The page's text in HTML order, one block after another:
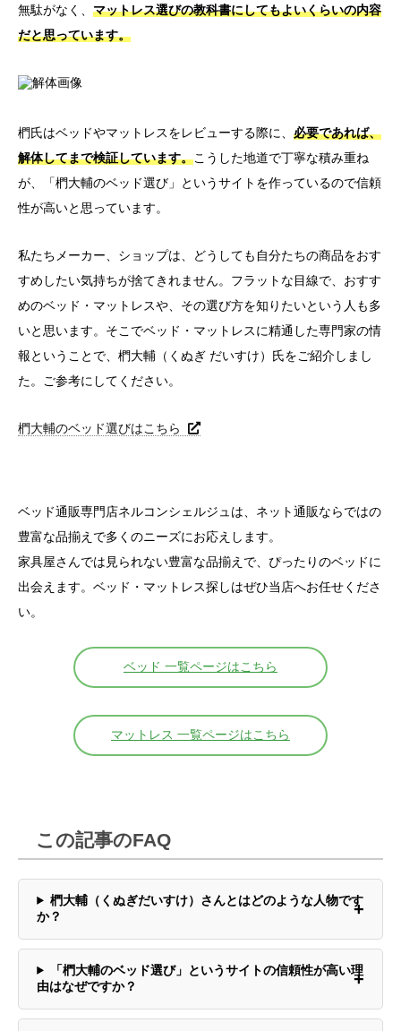
無駄がなく、マットレス選びの教科書にしてもよいくらいの内容
だと思っています。
椚氏はベッドやマットレスをレビューする際に、必要であれば、
解体してまで検証しています。こうした地道で丁寧な積み重ね
が、「椚大輔のベッド選び」というサイトを作っているので信頼
性が高いと思っています。
私たちメーカー、ショップは、どうしても自分たちの商品をおす
すめしたい気持ちが捨てきれません。フラットな目線で、おすす
めのベッド・マットレスや、その選び方を知りたいという人も多
いと思います。そこでベッド・マットレスに精通した専門家の情
報ということで、椚大輔（くぬぎ だいすけ）氏をご紹介しまし
た。ご参考にしてください。
椚大輔のベッド選びはこちら
ベッド通販専門店ネルコンシェルジュは、ネット通販ならではの
豊富な品揃えで多くのニーズにお応えします。
家具屋さんでは見られない豊富な品揃えで、ぴったりのベッドに
出会えます。ベッド・マットレス探しはぜひ当店へお任せくださ
い。
ベッド 一覧ページはこちら
マットレス 一覧ページはこちら
この記事のFAQ
椚大輔（くぬぎだいすけ）さんとはどのような人物です
か？
「椚大輔のベッド選び」というサイトの信頼性が高い理
由はなぜですか？